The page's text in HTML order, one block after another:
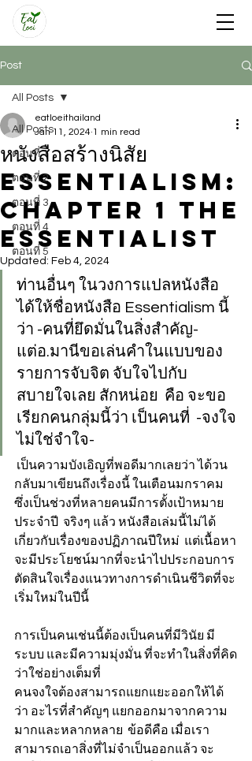
Post
All Posts
ตอนที่ 1
ตอนที่ 2
ตอนที่ 3
ตอนที่ 4
ตอนที่ 5
All Posts
หนังสือสร้างนิสัย
Essentialism:
Chapter 1 the
Essentialist
eatloeithailand
Jan 11, 2024 1 min read
Updated: Feb 4, 2024
ท่านอื่นๆ ในวงการแปลหนังสือ
ได้ให้ชื่อหนังสือ Essentialism นี้
ว่า -คนที่ยึดมั่นในสิ่งสำคัญ-
แต่อ.มานีขอเล่นคำในแบบของ
รายการจับจิต จับใจไปกับ
สบายใจเลย สักหน่อย  คือ จะขอ
เรียกคนกลุ่มนี้ว่า เป็นคนที่  -จงใจ
ไม่ใช่จำใจ-
กลับมาเขียนถึงเรื่องนี้ ในเตือนมกราคม
ซึ่งเป็นช่วงที่หลายคนมีการตั้งเป้าหมาย
ประจำปี  จริงๆ แล้ว หนังสือเล่มนี้ไม่ได้
เกี่ยวกับเรื่องของปฏิภาณปีใหม่  แต่เนื้อหา
จะมีประโยชน์มากที่จะนำไปประกอบการ
ตัดสินใจเรื่องแนวทางการดำเนินชีวิตที่จะ
เริ่มใหม่ในปีนี้
การเป็นคนเช่นนี้ต้องเป็นคนที่มีวินัย มี
ระบบ และมีความมุ่งมั่น ที่จะทำในสิ่งที่คิด
ว่าใช่อย่างเต็มที่
คนจงใจต้องสามารถแยกแยะออกให้ได้
ว่า อะไรที่สำคัญๆ แยกออกมาจากความ
มากและหลากหลาย  ข้อดีคือ เมื่อเรา
สามารถเอาสิ่งที่ไม่จำเป็นออกแล้ว จะ